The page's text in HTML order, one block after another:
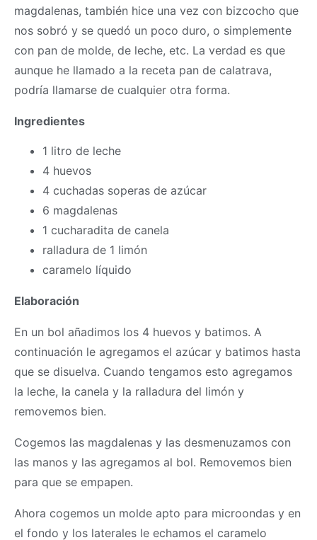
magdalenas, también hice una vez con bizcocho que
nos sobró y se quedó un poco duro, o simplemente
con pan de molde, de leche, etc. La verdad es que
aunque he llamado a la receta pan de calatrava,
podría llamarse de cualquier otra forma.
Ingredientes
1 litro de leche
4 huevos
4 cuchadas soperas de azúcar
6 magdalenas
1 cucharadita de canela
ralladura de 1 limón
caramelo líquido
Elaboración
En un bol añadimos los 4 huevos y batimos. A
continuación le agregamos el azúcar y batimos hasta
que se disuelva. Cuando tengamos esto agregamos
la leche, la canela y la ralladura del limón y
removemos bien.
Cogemos las magdalenas y las desmenuzamos con
las manos y las agregamos al bol. Removemos bien
para que se empapen.
Ahora cogemos un molde apto para microondas y en
el fondo y los laterales le echamos el caramelo